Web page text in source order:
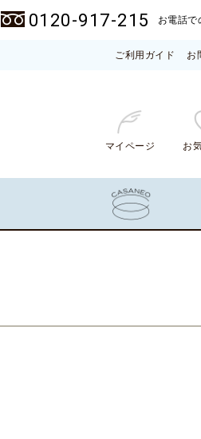
0120-917-215 お電話で
ご利用ガイド お
マイページ お